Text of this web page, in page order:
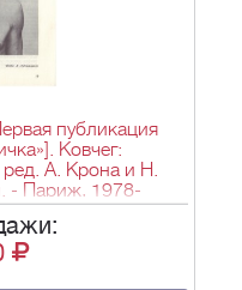
публикация
Ковчег:
А. Крона и Н.
- Париж, 1978-